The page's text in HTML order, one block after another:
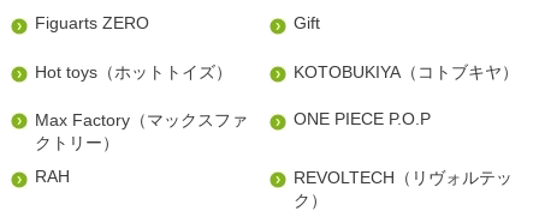
Figuarts ZERO Gift
Hot toys（ホットトイズ） KOTOBUKIYA（コトブキヤ）
Max Factory（マックスファ
クトリー）
ONE PIECE P.O.P
RAH
REVOLTECH（リヴォルテッ
ク）